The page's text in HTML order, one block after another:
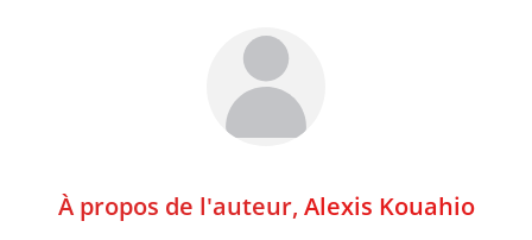
À propos de l'auteur, Alexis Kouahio